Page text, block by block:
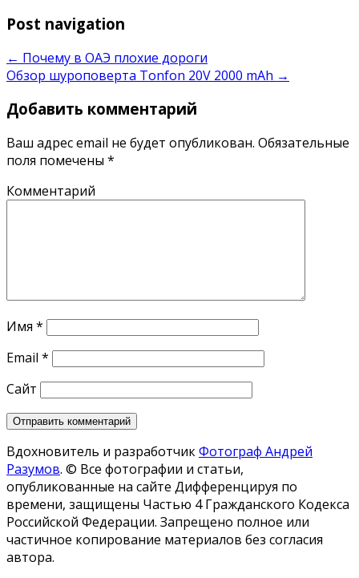
Post navigation
← Почему в ОАЭ плохие дороги
Обзор шуроповерта Tonfon 20V 2000 mAh →
Добавить комментарий
Ваш адрес email не будет опубликован. Обязательные
поля помечены *
Комментарий
Имя *
Email *
Сайт
Вдохновитель и разработчикФотограф Андрей
Разумов. © Все фотографии и статьи,
опубликованные на сайте Дифференцируя по
времени, защищены Частью 4 Гражданского Кодекса
Российской Федерации. Запрещено полное или
частичное копирование материалов без согласия
автора.